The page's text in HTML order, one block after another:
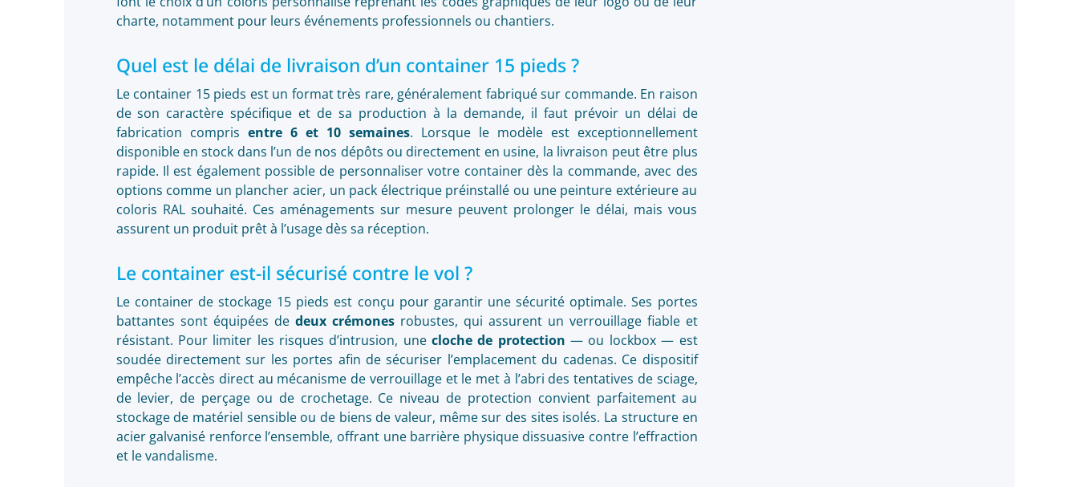
charte, notamment pour leurs événements professionnels ou chantiers.
Quel est le délai de livraison d’un container 15 pieds ?
Le container 15 pieds est un format très rare, généralement fabriqué sur commande. En raison
de son caractère spécifique et de sa production à la demande, il faut prévoir un délai de
fabrication compris entre 6 et 10 semaines. Lorsque le modèle est exceptionnellement
disponible en stock dans l’un de nos dépôts ou directement en usine, la livraison peut être plus
rapide. Il est également possible de personnaliser votre container dès la commande, avec des
options comme un plancher acier, un pack électrique préinstallé ou une peinture extérieure au
coloris RAL souhaité. Ces aménagements sur mesure peuvent prolonger le délai, mais vous
assurent un produit prêt à l’usage dès sa réception.
Le container est-il sécurisé contre le vol ?
Le container de stockage 15 pieds est conçu pour garantir une sécurité optimale. Ses portes
battantes sont équipées de deux crémonesrobustes, qui assurent un verrouillage fiable et
résistant. Pour limiter les risques d’intrusion, une cloche de protection — ou lockbox — est
soudée directement sur les portes afin de sécuriser l’emplacement du cadenas. Ce dispositif
empêche l’accès direct au mécanisme de verrouillage et le met à l’abri des tentatives de sciage,
de levier, de perçage ou de crochetage. Ce niveau de protection convient parfaitement au
stockage de matériel sensible ou de biens de valeur, même sur des sites isolés. La structure en
acier galvanisé renforce l’ensemble, offrant une barrière physique dissuasive contre l’effraction
et le vandalisme.